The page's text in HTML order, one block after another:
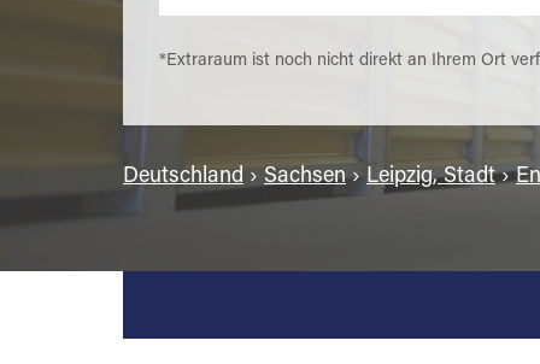
*Extraraum ist noch nicht direkt an Ihrem Ort
Deutschland › Sachsen› Leipzig, Stadt›